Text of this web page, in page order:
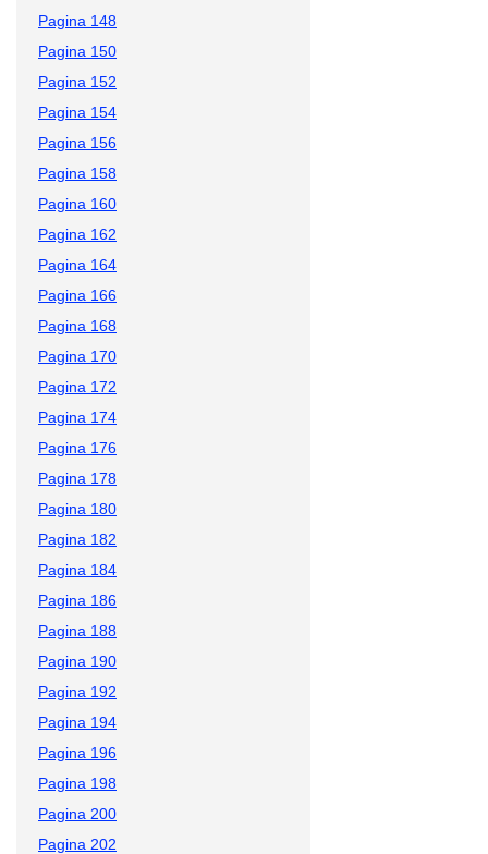
Pagina 148
Pagina 150
Pagina 152
Pagina 154
Pagina 156
Pagina 158
Pagina 160
Pagina 162
Pagina 164
Pagina 166
Pagina 168
Pagina 170
Pagina 172
Pagina 174
Pagina 176
Pagina 178
Pagina 180
Pagina 182
Pagina 184
Pagina 186
Pagina 188
Pagina 190
Pagina 192
Pagina 194
Pagina 196
Pagina 198
Pagina 200
Pagina 202